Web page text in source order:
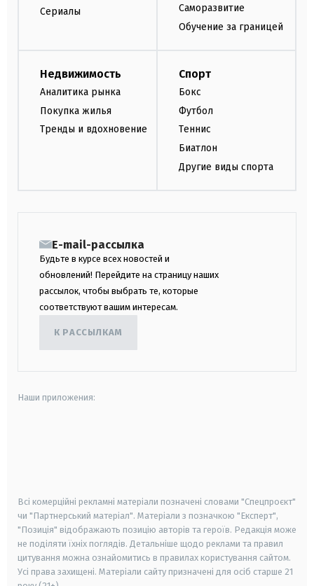
Сериалы
Саморазвитие
Обучение за границей
Недвижимость
Аналитика рынка
Покупка жилья
Тренды и вдохновение
Спорт
Бокс
Футбол
Теннис
Биатлон
Другие виды спорта
E-mail-рассылка
Будьте в курсе всех новостей и
обновлений! Перейдите на страницу наших
рассылок, чтобы выбрать те, которые
соответствуют вашим интересам.
К РАССЫЛКАМ
Наши приложения:
Всі комерційні рекламні матеріали позначені словами "Спецпроєкт"
чи "Партнерський матеріал". Матеріали з позначкою "Експерт",
"Позиція" відображають позицію авторів та героїв. Редакція може
не поділяти їхніх поглядів. Детальніше щодо реклами та правил
цитування можна ознайомитись в правилах користування сайтом.
Усі права захищені. Матеріали сайту призначені для осіб старше 21